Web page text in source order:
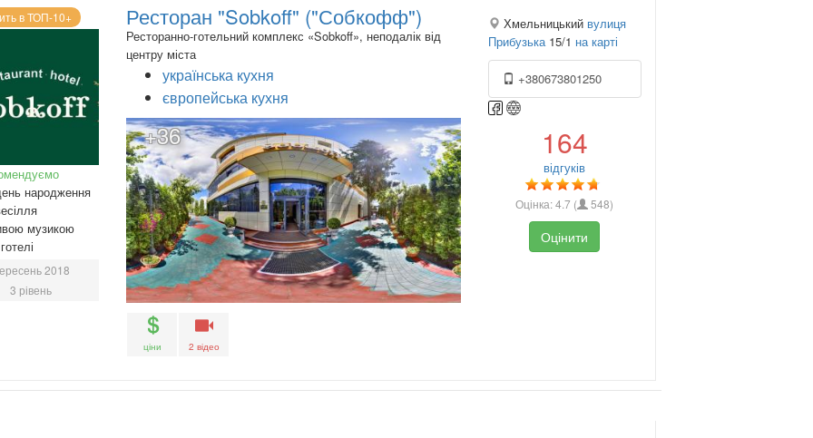
в ТОП-10+
народження
музикою
2018
3 рівень
Ресторан "Sobkoff" ("Собкофф")
Ресторанно-готельний комплекс «Sobkoff», неподалік від
центру міста
українська кухня
європейська кухня
+36
ціни 2 відео
Хмельницький вулиця
Прибузька15/1 на карті
+380673801250
164
відгуків
Оцінка:4.7 ( 548)
Оцінити